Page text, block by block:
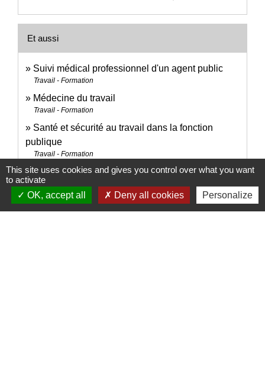
Et aussi
Suivi médical professionnel d'un agent public
Travail - Formation
Médecine du travail
Travail - Formation
Santé et sécurité au travail dans la fonction
publique
Travail - Formation
Travail de nuit du salarié du secteur privé
Travail - Formation
Compte professionnel de prévention (C2P)
Travail - Formation
This site uses cookies and gives you control over what you want
to activate
OK, accept all
Deny all cookies Personalize